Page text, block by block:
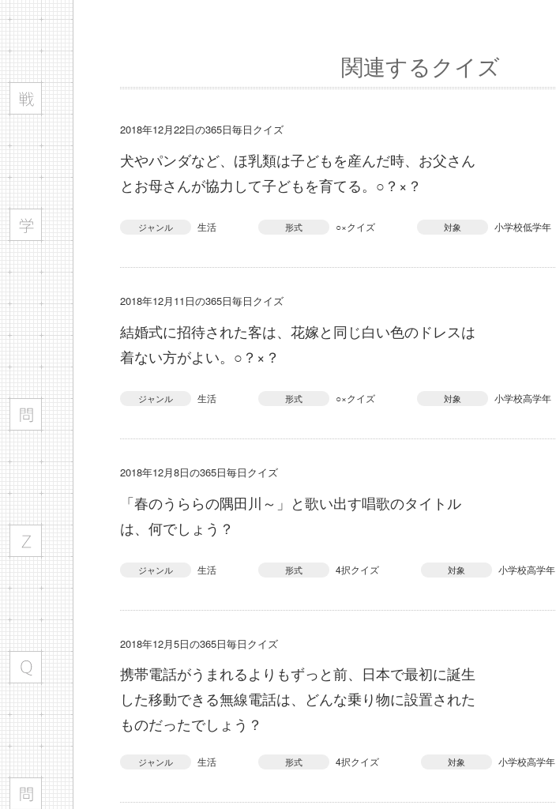
関連するクイズ
2018年12月22日の365日毎日クイズ
犬やパンダなど、ほ乳類は子どもを産んだ時、お父さん
とお母さんが協力して子どもを育てる。○？×？
ジャンル 生活 形式 ○×クイズ 対象 小学校低学年
2018年12月11日の365日毎日クイズ
結婚式に招待された客は、花嫁と同じ白い色のドレスは
着ない方がよい。○？×？
ジャンル 生活 形式 ○×クイズ 対象 小学校高学年
2018年12月8日の365日毎日クイズ
「春のうららの隅田川～」と歌い出す唱歌のタイトル
は、何でしょう？
ジャンル 生活 形式 4択クイズ 対象 小学校高学年
2018年12月5日の365日毎日クイズ
携帯電話がうまれるよりもずっと前、日本で最初に誕生
した移動できる無線電話は、どんな乗り物に設置された
ものだったでしょう？
ジャンル 生活 形式 4択クイズ 対象 小学校高学年